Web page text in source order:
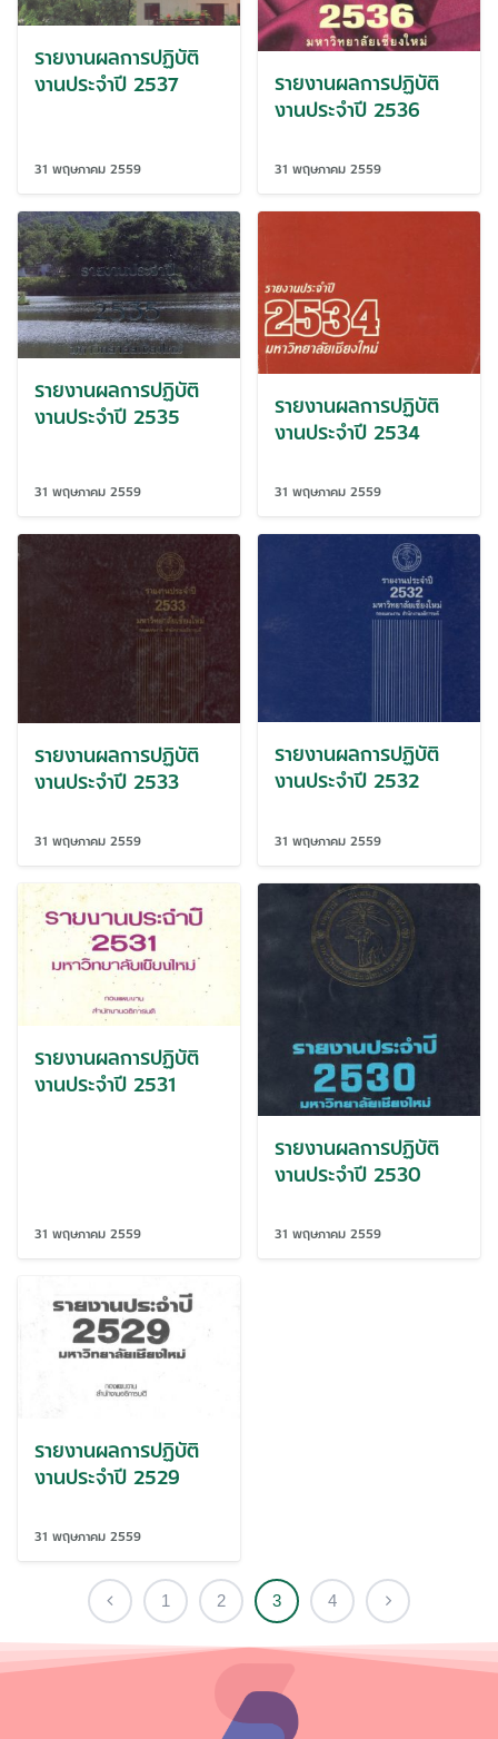
รายงานผลการปฏิบัติ
งานประจำปี 2537
31 พฤษภาคม 2559
รายงานผลการปฏิบัติ
งานประจำปี 2536
31 พฤษภาคม 2559
รายงานผลการปฏิบัติ
งานประจำปี 2535
31 พฤษภาคม 2559
รายงานผลการปฏิบัติ
งานประจำปี 2534
31 พฤษภาคม 2559
รายงานผลการปฏิบัติ
งานประจำปี 2533
31 พฤษภาคม 2559
รายงานผลการปฏิบัติ
งานประจำปี 2532
31 พฤษภาคม 2559
รายงานผลการปฏิบัติ
งานประจำปี 2531
31 พฤษภาคม 2559
รายงานผลการปฏิบัติ
งานประจำปี 2530
31 พฤษภาคม 2559
รายงานผลการปฏิบัติ
งานประจำปี 2529
31 พฤษภาคม 2559
1 2 3 4